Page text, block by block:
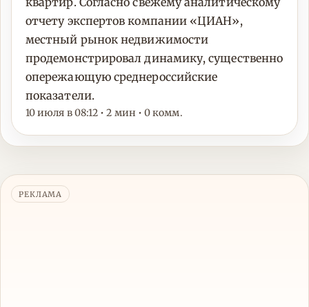
отчету экспертов компании «ЦИАН»,
местный рынок недвижимости
продемонстрировал динамику, существенно
опережающую среднероссийские
показатели.
10 июля в 08:12 • 2 мин • 0 комм.
РЕКЛАМА